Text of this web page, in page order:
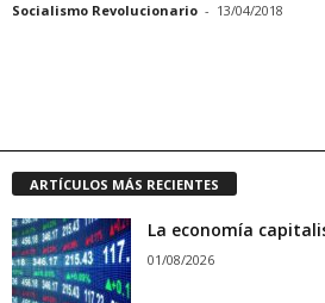
Socialismo Revolucionario - 13/04/2018
ARTÍCULOS MÁS RECIENTES
La economía
01/08/2026